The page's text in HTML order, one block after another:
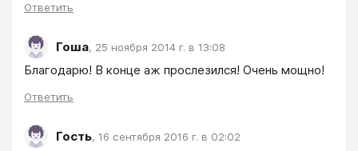
Ответить
Гоша, 25 ноября 2014 г. в 13:08
Благодарю! В конце аж прослезился! Очень мощно!
Ответить
Гость, 16 сентября 2016 г. в 02:02